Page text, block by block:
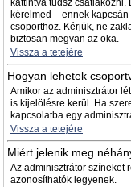
kattintva tudsz
kérelmed – ennek
csoporthoz. Kérjük, ne
biztosan megvan az oka.
Vissza a tetejére
Hogyan lehetek
Amikor az adminisztrátor
is kijelölésre kerül. Ha
kapcsolatba egy
Vissza a tetejére
Miért jelenik meg
Az adminisztrátor színeket
azonosíthatók legyenek.